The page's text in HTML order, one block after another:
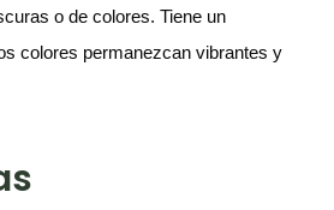
o de colores. Tiene un
colores permanezcan vibrantes y